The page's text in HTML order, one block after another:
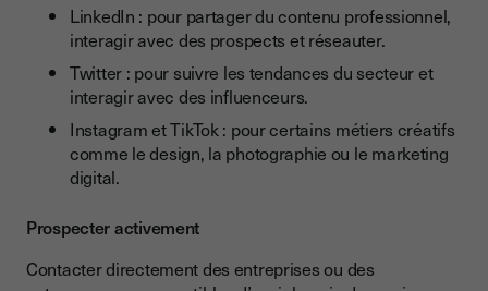
LinkedIn : pour partager du contenu professionnel,
interagir avec des prospects et réseauter.
Twitter : pour suivre les tendances du secteur et
interagir avec des influenceurs.
Instagram et TikTok : pour certains métiers créatifs
comme le design, la photographie ou le marketing
digital.
Prospecter activement
Contacter directement des entreprises ou des